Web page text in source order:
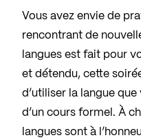
Vous avez envie de
rencontrant de
langues est fait pour
et détendu, cette
d’utiliser la langue
d’un cours formel. À
langues sont à